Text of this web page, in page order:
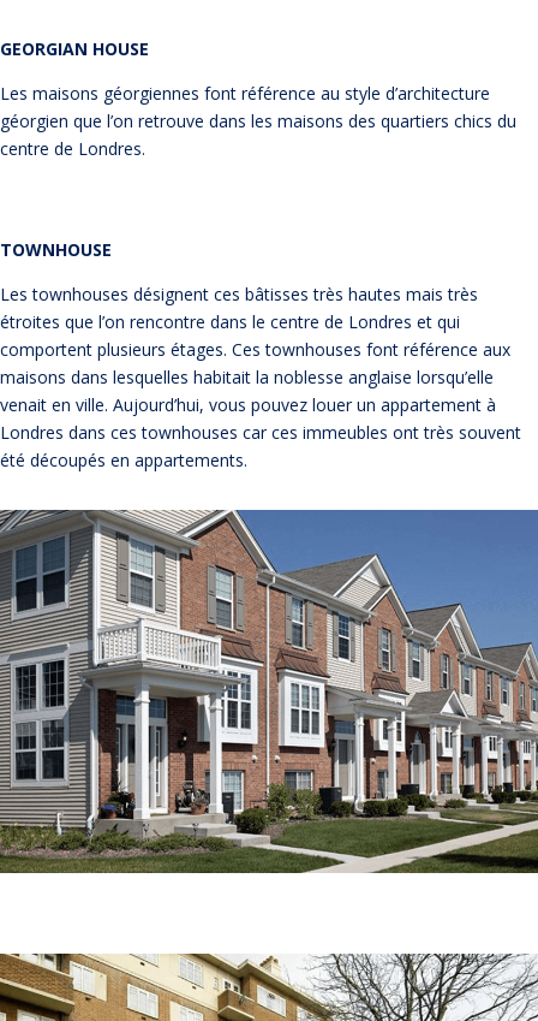
GEORGIAN HOUSE
Les maisons géorgiennes font référence au style d’architecture
géorgien que l’on retrouve dans les maisons des quartiers chics du
centre de Londres.
TOWNHOUSE
Les townhouses désignent ces bâtisses très hautes mais très
étroites que l’on rencontre dans le centre de Londres et qui
comportent plusieurs étages. Ces townhouses font référence aux
maisons dans lesquelles habitait la noblesse anglaise lorsqu’elle
venait en ville. Aujourd’hui, vous pouvez louer un appartement à
Londres dans ces townhouses car ces immeubles ont très souvent
été découpés en appartements.